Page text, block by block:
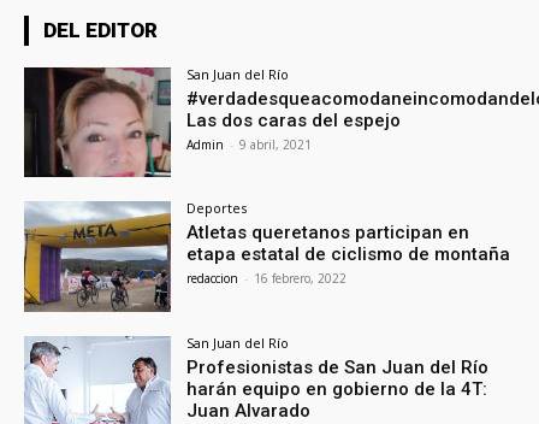
DEL EDITOR
San Juan del Río
Las dos caras del espejo
Admin - 9 abril, 2021
Deportes
Atletas queretanos participan en
etapa estatal de ciclismo de montaña
redaccion - 16 febrero, 2022
San Juan del Río
Profesionistas de San Juan del Río
harán equipo en gobierno de la 4T:
Juan Alvarado